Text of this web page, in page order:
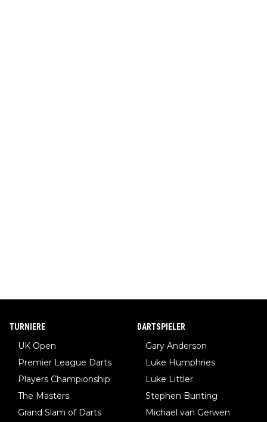
TURNIERE
UK Open
Premier League Darts
Players Championship
The Masters
Grand Slam of Darts
DARTSPIELER
Gary Anderson
Luke Humphries
Luke Littler
Stephen Bunting
Michael van Gerwen